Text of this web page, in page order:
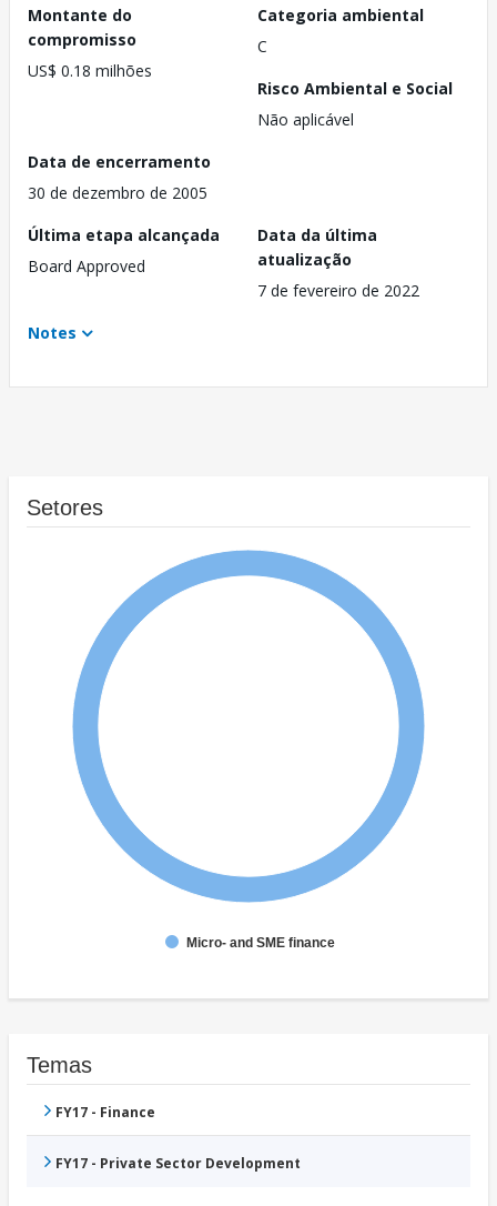
Montante do
compromisso
US$ 0.18 milhões
Categoria ambiental
C
Risco Ambiental e Social
Não aplicável
Data de encerramento
30 de dezembro de 2005
Última etapa alcançada
Board Approved
Data da última
atualização
7 de fevereiro de 2022
Notes
Setores
Micro- and SME finance
Temas
FY17 - Finance
FY17 - Private Sector Development